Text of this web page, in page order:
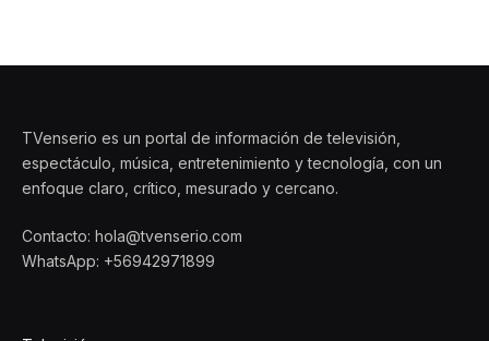
TVenserio es un portal de información de televisión,
espectáculo, música, entretenimiento y tecnología, con un
enfoque claro, crítico, mesurado y cercano.
Contacto: hola@tvenserio.com
WhatsApp: +56942971899